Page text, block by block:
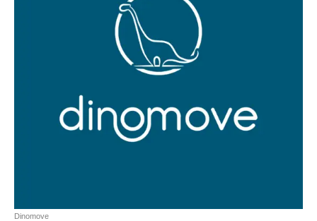
Dinomove